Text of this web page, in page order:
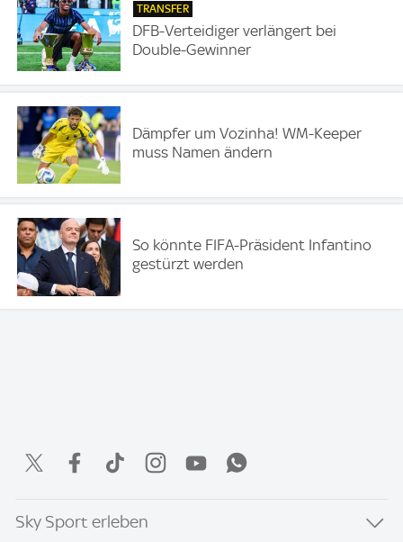
TRANSFER
DFB-Verteidiger verlängert bei
Double-Gewinner
Dämpfer um Vozinha! WM-Keeper
muss Namen ändern
So könnte FIFA-Präsident Infantino
gestürzt werden
Sky Sport erleben